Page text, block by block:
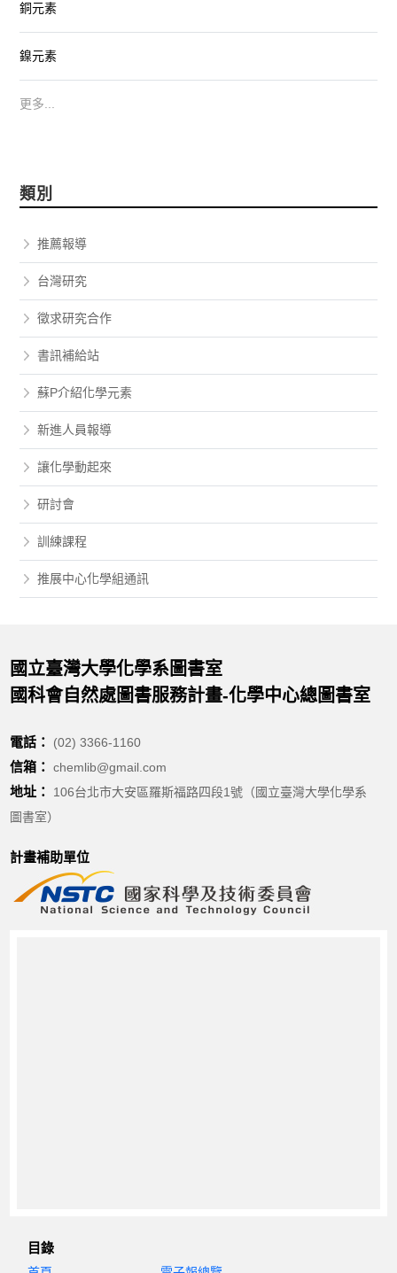
銅元素
鎳元素
更多...
類別
推薦報導
台灣研究
徵求研究合作
書訊補給站
蘇P介紹化學元素
新進人員報導
讓化學動起來
研討會
訓練課程
推展中心化學組通訊
國立臺灣大學化學系圖書室
國科會自然處圖書服務計畫-化學中心總圖書室
電話： (02) 3366-1160
信箱： chemlib@gmail.com
地址：
106台北市大安區羅斯福路四段1號（國立臺灣大學化學系
圖書室）
計畫補助單位
目錄